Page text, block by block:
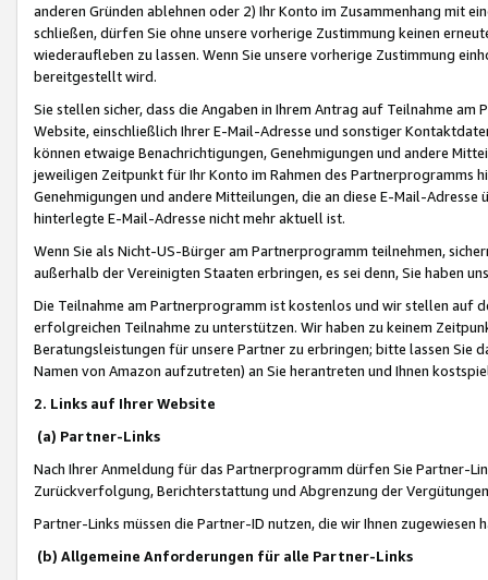
anderen Gründen ablehnen oder 2) Ihr Konto im Zusammenhang mit
schließen, dürfen Sie ohne unsere vorherige Zustimmung keinen
wiederaufleben zu lassen. Wenn Sie unsere vorherige Zustimmung
bereitgestellt wird.
Sie stellen sicher, dass die Angaben in Ihrem Antrag auf Teilnahme
Website, einschließlich Ihrer E-Mail-Adresse und sonstiger
können etwaige Benachrichtigungen, Genehmigungen und andere
jeweiligen Zeitpunkt für Ihr Konto im Rahmen des Partnerprogramms
Genehmigungen und andere Mitteilungen, die an diese E-Mail-
hinterlegte E-Mail-Adresse nicht mehr aktuell ist.
Wenn Sie als Nicht-US-Bürger am Partnerprogramm teilnehmen,
außerhalb der Vereinigten Staaten erbringen, es sei denn, Sie haben
Die Teilnahme am Partnerprogramm ist kostenlos und wir stellen auf
erfolgreichen Teilnahme zu unterstützen. Wir haben zu keinem
Beratungsleistungen für unsere Partner zu erbringen; bitte lassen Sie
Namen von Amazon aufzutreten) an Sie herantreten und Ihnen
2. Links auf Ihrer Website
(a) Partner-Links
Nach Ihrer Anmeldung für das Partnerprogramm dürfen Sie Partner-
Zurückverfolgung, Berichterstattung und Abgrenzung der
Partner-Links müssen die Partner-ID nutzen, die wir Ihnen zugewiesen
(b) Allgemeine Anforderungen für alle Partner-Links